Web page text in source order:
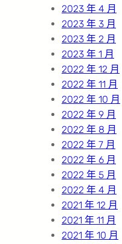
2023 年 4 月
2023 年 3 月
2023 年 2 月
2023 年 1 月
2022 年 12 月
2022 年 11 月
2022 年 10 月
2022 年 9 月
2022 年 8 月
2022 年 7 月
2022 年 6 月
2022 年 5 月
2022 年 4 月
2021 年 12 月
2021 年 11 月
2021 年 10 月